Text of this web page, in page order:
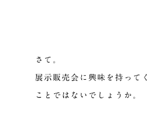
さて。
展示販売会に興味を持って
ことではないでしょうか。